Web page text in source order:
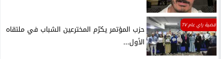
قضية راي عام TV
حزب المؤتمر يكرّم المخترعين الشباب في ملتقاه
الأول...